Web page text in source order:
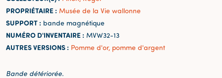
PROPRIÉTAIRE : Musée de la Vie wallonne
SUPPORT : bande magnétique
NUMÉRO D'INVENTAIRE : MVW32-13
AUTRES VERSIONS : Pomme d'or, pomme d'argent
Bande détériorée.